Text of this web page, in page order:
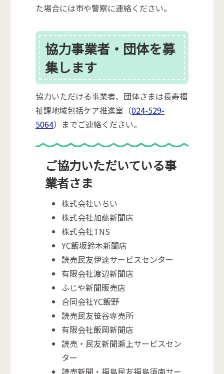
た場合には市や警察に連絡ください。
協力事業者・団体を募
集します
協力いただける事業者、団体さまは長寿福
祉課地域包括ケア推進室（024-529-
5064）までご連絡ください。
ご協力いただいている事
業者さま
株式会社いちい
株式会社加藤新聞店
株式会社TNS
YC飯坂鈴木新聞店
読売民友伊達サービスセンター
有限会社渡辺新聞店
ふじや新聞販売店
合同会社YC飯野
読売民友笹谷専売所
有限会社飯岡新聞店
読売・民友新聞瀬上サービスセン
ター
読売新聞・福島民友福島須南サー